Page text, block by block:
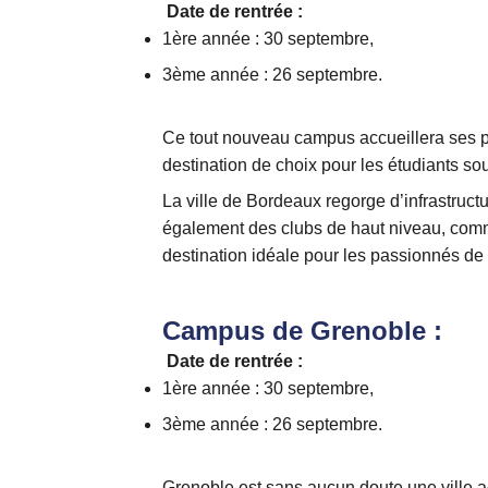
Date de rentrée :
1ère année : 30 septembre,
3ème année : 26 septembre.
Ce tout nouveau campus accueillera ses
destination de choix pour les étudiants
La ville de Bordeaux regorge
également des clubs de haut niveau,
destination idéale pour les passionnés de
Campus de Grenoble :
Date de rentrée :
1ère année : 30 septembre,
3ème année : 26 septembre.